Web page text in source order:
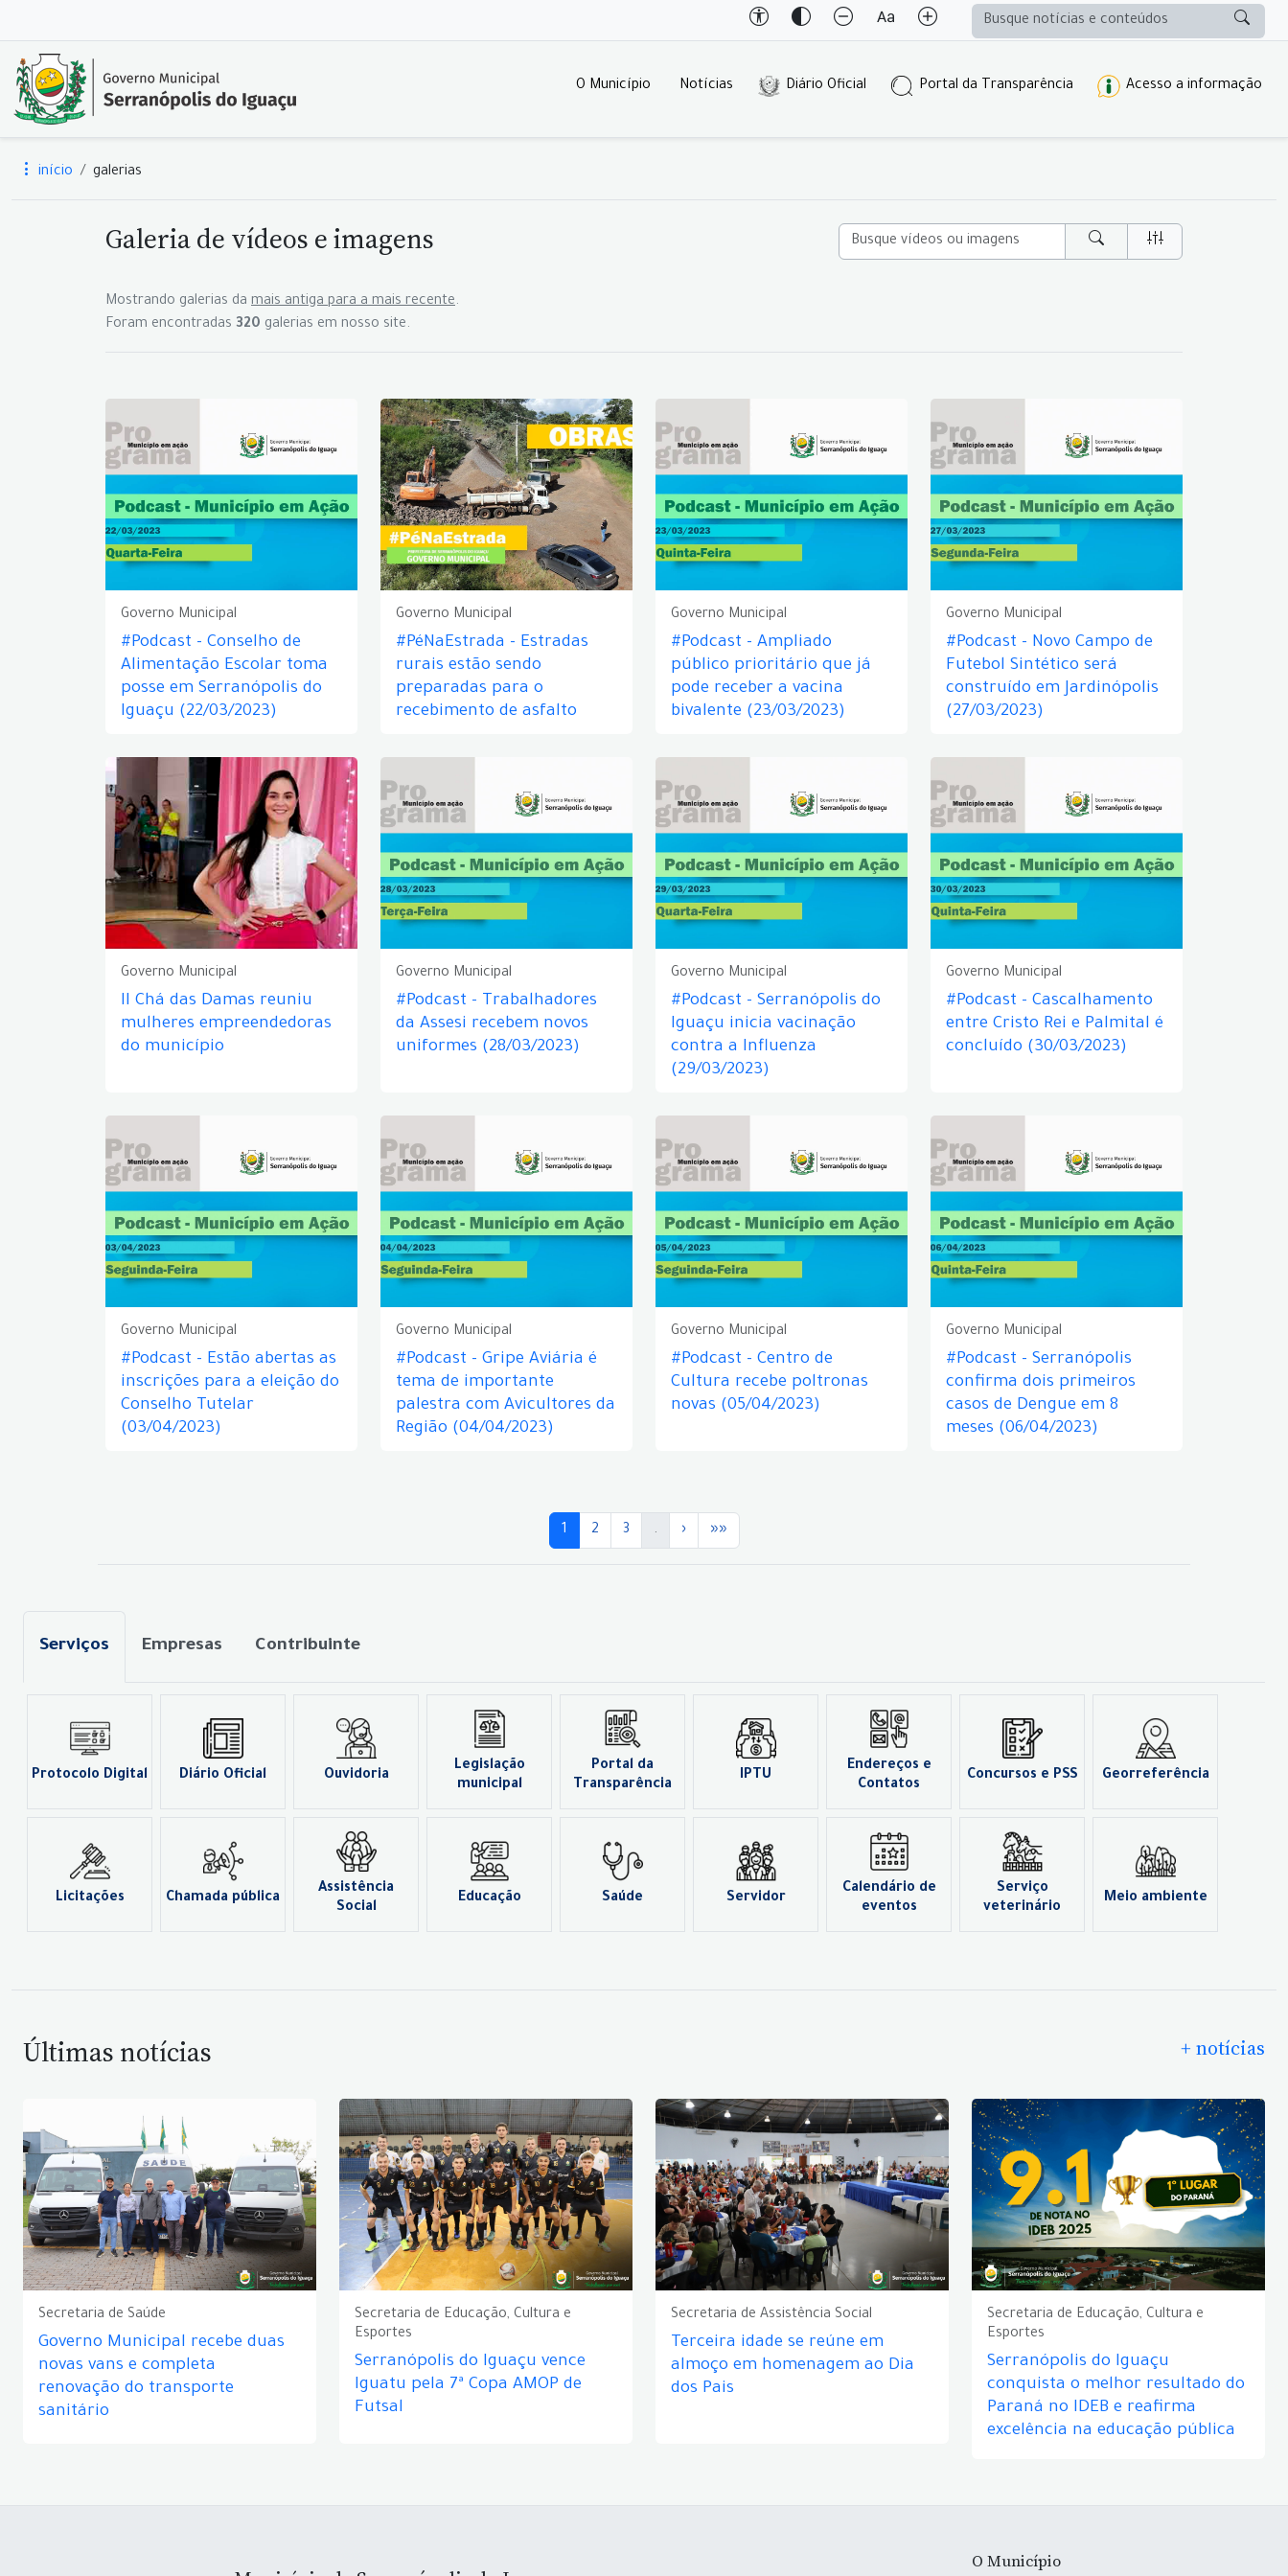
O Município Notícias Diário Oficial Portal da Transparência Acesso a informação
início galerias
Galeria de vídeos e imagens
Mostrando galerias da mais antiga para a mais recente.
Foram encontradas 320 galerias em nosso site.
Governo Municipal
#Podcast - Conselho de
Alimentação Escolar toma
posse em Serranópolis do
Iguaçu (22/03/2023)
Governo Municipal
#PéNaEstrada - Estradas
rurais estão sendo
preparadas para o
recebimento de asfalto
Governo Municipal
#Podcast - Ampliado
público prioritário que já
pode receber a vacina
bivalente (23/03/2023)
Governo Municipal
#Podcast - Novo Campo de
Futebol Sintético será
construído em Jardinópolis
(27/03/2023)
Governo Municipal
II Chá das Damas reuniu
mulheres empreendedoras
do município
Governo Municipal
#Podcast - Trabalhadores
da Assesi recebem novos
uniformes (28/03/2023)
Governo Municipal
#Podcast - Serranópolis do
Iguaçu inicia vacinação
contra a Influenza
(29/03/2023)
Governo Municipal
#Podcast - Cascalhamento
entre Cristo Rei e Palmital é
concluído (30/03/2023)
Governo Municipal
#Podcast - Estão abertas as
inscrições para a eleição do
Conselho Tutelar
(03/04/2023)
Governo Municipal
#Podcast - Gripe Aviária é
tema de importante
palestra com Avicultores da
Região (04/04/2023)
Governo Municipal
#Podcast - Centro de
Cultura recebe poltronas
novas (05/04/2023)
Governo Municipal
#Podcast - Serranópolis
confirma dois primeiros
casos de Dengue em 8
meses (06/04/2023)
1 2 3 . › »»
Serviços Empresas Contribuinte
Protocolo Digital Diário Oficial Ouvidoria
Legislação
municipal
Portal da
Transparência
IPTU
Endereços e
Contatos
Concursos e PSS Georreferência
Licitações Chamada pública
Assistência
Social
Educação Saúde Servidor
Calendário de
eventos
Serviço
veterinário
Meio ambiente
Últimas notícias + notícias
Secretaria de Saúde
Governo Municipal recebe duas
novas vans e completa
renovação do transporte
sanitário
Secretaria de Educação, Cultura e
Esportes
Serranópolis do Iguaçu vence
Iguatu pela 7ª Copa AMOP de
Futsal
Secretaria de Assistência Social
Terceira idade se reúne em
almoço em homenagem ao Dia
dos Pais
Secretaria de Educação, Cultura e
Esportes
Serranópolis do Iguaçu
conquista o melhor resultado do
Paraná no IDEB e reafirma
excelência na educação pública
O Município